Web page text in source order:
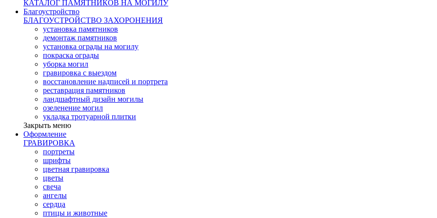
КАТАЛОГ ПАМЯТНИКОВ НА МОГИЛУ
Благоустройство
БЛАГОУСТРОЙСТВО ЗАХОРОНЕНИЯ
установка памятников
демонтаж памятников
установка ограды на могилу
покраска ограды
уборка могил
гравировка с выездом
восстановление надписей и портрета
реставрация памятников
ландшафтный дизайн могилы
озеленение могил
укладка тротуарной плитки
Закрыть меню
Оформление
ГРАВИРОВКА
портреты
шрифты
цветная гравировка
цветы
свеча
ангелы
сердца
птицы и животные